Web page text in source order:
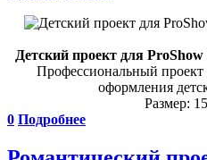
Детский проект для
Профессиональный проект
оформления
Размер:
0 Подробнее